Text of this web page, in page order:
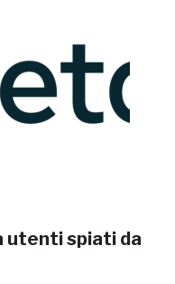
utenti spiati da